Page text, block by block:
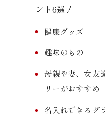
ント6選！
健康グッズ
趣味のもの
母親や妻、女友
リーがおすすめ
名入れできるグ